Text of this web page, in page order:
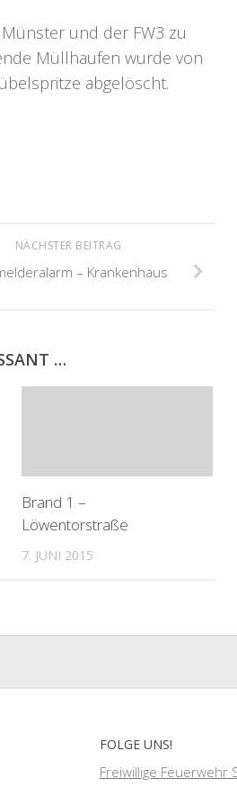
und der FW3 zu
Müllhaufen wurde von
abgelöscht.
NÄCHSTER BEITRAG
– Krankenhaus
…
Brand 1 –
Löwentorstraße
7. JUNI 2015
FOLGE UNS!
Freiwillige Feuerwehr